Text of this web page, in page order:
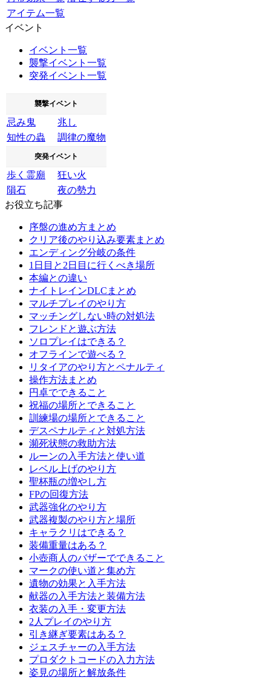
アイテム一覧
イベント
イベント一覧
襲撃イベント一覧
突発イベント一覧
襲撃イベント
忌み鬼
兆し
知性の蟲
調律の魔物
突発イベント
歩く霊廟
狂い火
隕石
夜の勢力
お役立ち記事
序盤の進め方まとめ
クリア後のやり込み要素まとめ
エンディング分岐の条件
1日目と2日目に行くべき場所
本編との違い
ナイトレインDLCまとめ
マルチプレイのやり方
マッチングしない時の対処法
フレンドと遊ぶ方法
ソロプレイはできる？
オフラインで遊べる？
リタイアのやり方とペナルティ
操作方法まとめ
円卓でできること
祝福の場所とできること
訓練場の場所とできること
デスペナルティと対処方法
瀕死状態の救助方法
ルーンの入手方法と使い道
レベル上げのやり方
聖杯瓶の増やし方
FPの回復方法
武器強化のやり方
武器複製のやり方と場所
キャラクリはできる？
装備重量はある？
小壺商人のバザーでできること
マークの使い道と集め方
遺物の効果と入手方法
献器の入手方法と装備方法
衣装の入手・変更方法
2人プレイのやり方
引き継ぎ要素はある？
ジェスチャーの入手方法
プロダクトコードの入力方法
姿見の場所と解放条件